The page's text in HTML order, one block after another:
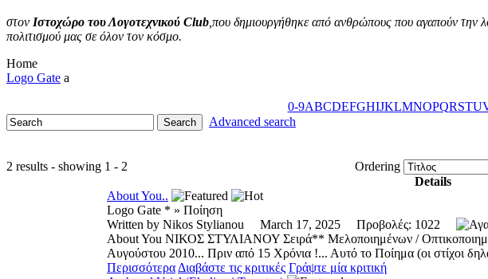
στον Ιστοχώρο του Λογοτεχνικού Club,που δημιουργήθηκε από ανθρώπους που αγαπούν την
πολιτισμού μας σε όλον τον κόσμο.
Home
Logo Gate a
0-9ABCDEFGHIJKLMNOPQRSTU
Advanced search
2 results - showing 1 - 2
Ordering
Details
About You..
Logo Gate * » Ποίηση
Written by Nikos Stylianou March 17, 2025 Προβολές: 1022
About You NΙΚΟΣ ΣΤΥΛΙΑΝΟΥ Σειρά** Μελοποιημένων /
Aυγούστου 2010... Πριν από 15 Χρόνια !... Αυτό το Ποίημα (οι στίχοι
ΠερισσότεραΔιαβάστε τις κριτικές Γράψτε μία κριτική